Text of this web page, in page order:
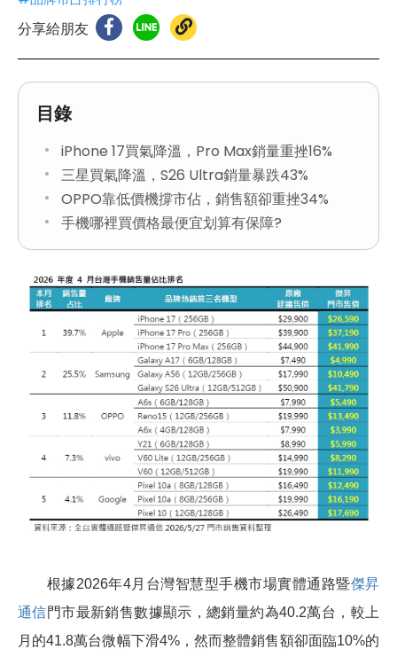
分享給朋友
目錄
iPhone 17買氣降溫，Pro Max銷量重挫16%
三星買氣降溫，S26 Ultra銷量暴跌43%
OPPO靠低價機撐市佔，銷售額卻重挫34%
手機哪裡買價格最便宜划算有保障?
根據2026年4月台灣智慧型手機市場實體通路暨傑昇
通信門市最新銷售數據顯示，總銷量約為40.2萬台，較上
月的41.8萬台微幅下滑4%，然而整體銷售額卻面臨10%的